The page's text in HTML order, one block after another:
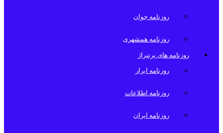
روزنامه جوان
روزنامه همشهری
روزنامه های پرتیراژ
روزنامه ابرار
روزنامه اطلاعات
روزنامه ایران